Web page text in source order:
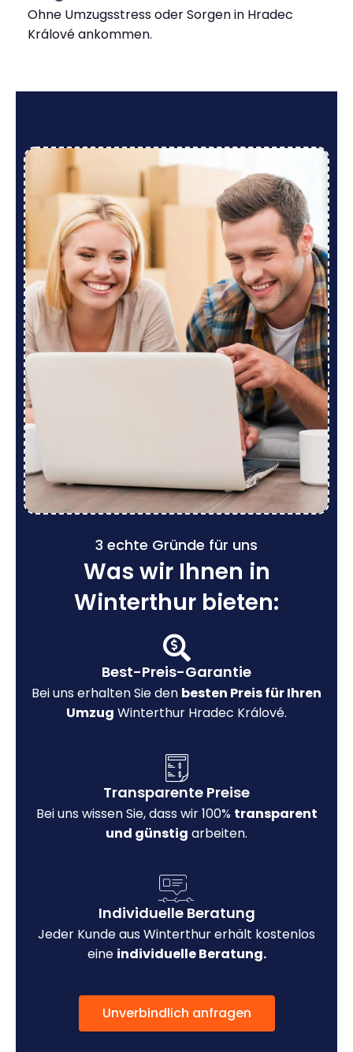
Ohne Umzugsstress oder Sorgen in Hradec
Králové ankommen.
3 echte Gründe für uns
Was wir Ihnen in
Winterthur bieten:
Best-Preis-Garantie
Bei uns erhalten Sie den besten Preis für Ihren
Umzug Winterthur Hradec Králové.
Transparente Preise
Bei uns wissen Sie, dass wir 100% transparent
und günstig arbeiten.
Individuelle Beratung
Jeder Kunde aus Winterthur erhält kostenlos
eine individuelle Beratung.
Unverbindlich anfragen